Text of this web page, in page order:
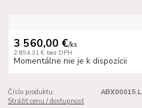
3 560,00 €/ks
2 894,31 € bez DPH
Momentálne nie je k dispozícii
Číslo produktu:
ABX00015.L
Strážiť cenu / dostupnosť